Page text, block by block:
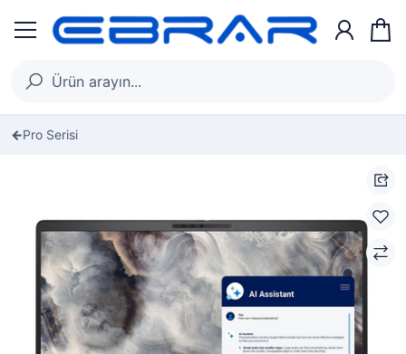
Pro Serisi